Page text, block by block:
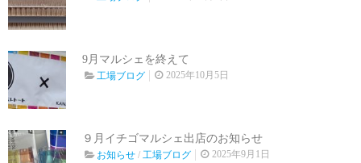
9月マルシェを終えて
工場ブログ 2025年10月5日
９月イチゴマルシェ出店のお知らせ
お知らせ / 工場ブログ 2025年9月1日